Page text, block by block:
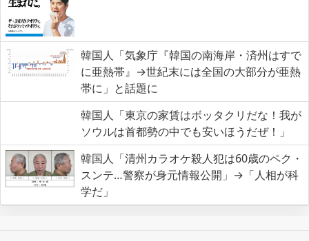
韓国人「気象庁『韓国の南海岸・済州はすで
に亜熱帯』→世紀末には全国の大部分が亜熱
帯に」と話題に
韓国人「東京の家賃はボッタクリだな！我が
ソウルは首都勢の中でも安いほうだぜ！」
韓国人「清州カラオケ殺人犯は60歳のペク・
スンテ…警察が身元情報公開」→「人相が科
学だ」